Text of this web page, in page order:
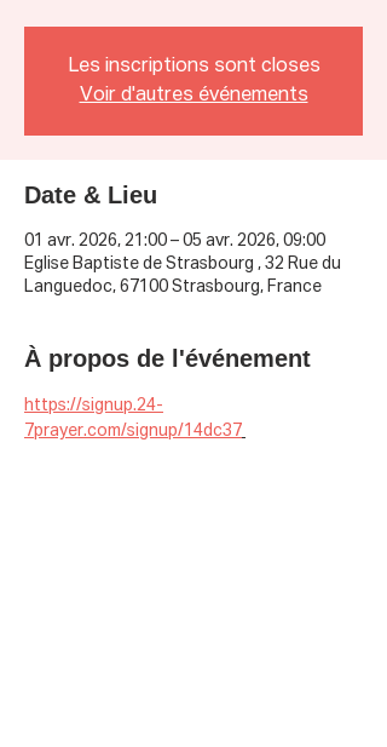
Les inscriptions sont closes
Voir d'autres événements
Date & Lieu
01 avr. 2026, 21:00 – 05 avr. 2026, 09:00
Eglise Baptiste de Strasbourg , 32 Rue du
Languedoc, 67100 Strasbourg, France
À propos de l'événement
https://signup.24-
7prayer.com/signup/14dc37